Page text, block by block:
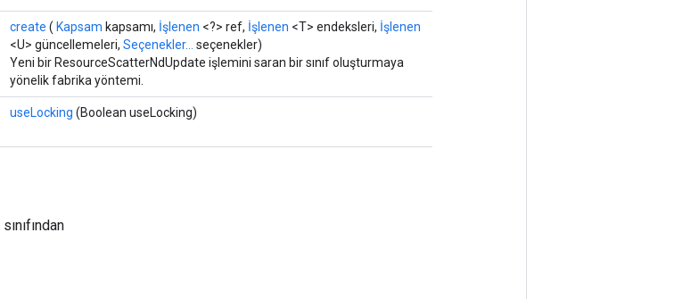
create ( Kapsam kapsamı, İşlenen <?> ref, İşlenen <T> endeksleri, İşlenen
<U> güncellemeleri, Seçenekler...
seçenekler)
Yeni bir ResourceScatterNdUpdate işlemini saran bir sınıf oluşturmaya
yönelik fabrika yöntemi.
useLocking (Boolean useLocking)
sınıfından